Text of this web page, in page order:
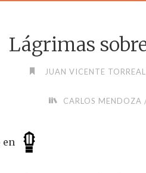
Lágrimas
JUAN VICENTE
CARLOS MENDOZA
en